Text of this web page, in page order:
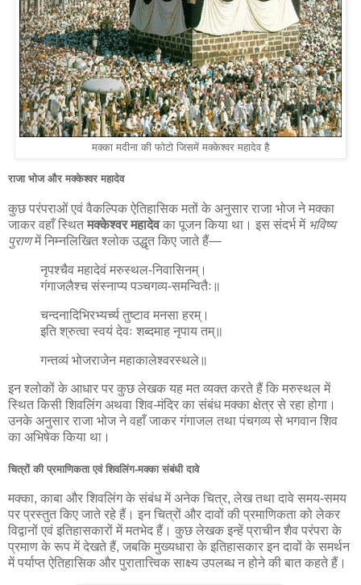
मक्का मदीना की फोटो जिसमें मक्केश्वर महादेव है
राजा भोज और मक्केश्वर महादेव
कुछ परंपराओं एवं वैकल्पिक ऐतिहासिक मतों के अनुसार राजा भोज ने मक्का
जाकर वहाँ स्थितमक्केश्वर महादेवका पूजन किया था। इस संदर्भ में भविष्य
पुराणमें निम्नलिखित श्लोक उद्धृत किए जाते हैं—
नृपश्चैव महादेवं मरुस्थल-निवासिनम्।
गंगाजलैश्च संस्नाप्य पञ्चगव्य-समन्वितैः॥
चन्दनादिभिरभ्यर्च्य तुष्टाव मनसा हरम्।
इति श्रुत्वा स्वयं देवः शब्दमाह नृपाय तम्॥
गन्तव्यं भोजराजेन महाकालेश्वरस्थले॥
इन श्लोकों के आधार पर कुछ लेखक यह मत व्यक्त करते हैं कि मरुस्थल में
स्थित किसी शिवलिंग अथवा शिव-मंदिर का संबंध मक्का क्षेत्र से रहा होगा।
उनके अनुसार राजा भोज ने वहाँ जाकर गंगाजल तथा पंचगव्य से भगवान शिव
का अभिषेक किया था।
चित्रों की प्रमाणिकता एवं शिवलिंग-मक्का संबंधी दावे
मक्का, काबा और शिवलिंग के संबंध में अनेक चित्र, लेख तथा दावे समय-समय
पर प्रस्तुत किए जाते रहे हैं। इन चित्रों और दावों की प्रमाणिकता को लेकर
विद्वानों एवं इतिहासकारों में मतभेद हैं। कुछ लेखक इन्हें प्राचीन शैव परंपरा के
प्रमाण के रूप में देखते हैं, जबकि मुख्यधारा के इतिहासकार इन दावों के समर्थन
में पर्याप्त ऐतिहासिक और पुरातात्त्विक साक्ष्य उपलब्ध न होने की बात कहते हैं।